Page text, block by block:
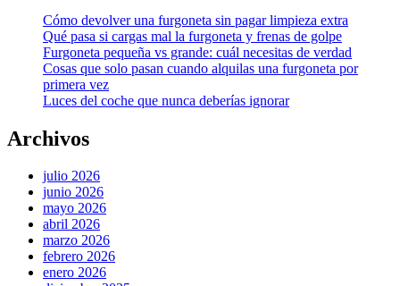
Cómo devolver una furgoneta sin pagar limpieza extra
Qué pasa si cargas mal la furgoneta y frenas de golpe
Furgoneta pequeña vs grande: cuál necesitas de verdad
Cosas que solo pasan cuando alquilas una furgoneta por
primera vez
Luces del coche que nunca deberías ignorar
Archivos
julio 2026
junio 2026
mayo 2026
abril 2026
marzo 2026
febrero 2026
enero 2026